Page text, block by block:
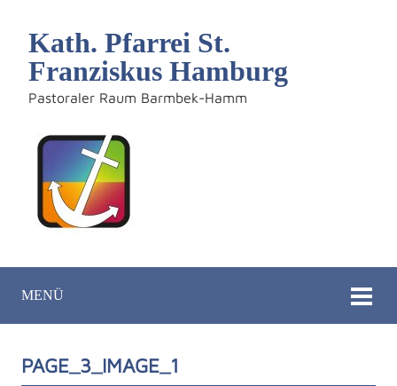
Kath. Pfarrei St.
Franziskus Hamburg
Pastoraler Raum Barmbek-Hamm
MENÜ
PAGE_3_IMAGE_1